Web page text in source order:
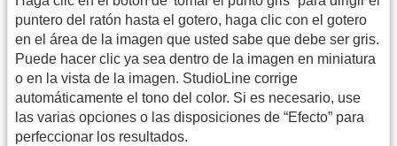
puntero del ratón hasta el gotero, haga clic con el gotero
en el área de la imagen que usted sabe que debe ser gris.
Puede hacer clic ya sea dentro de la imagen en miniatura
o en la vista de la imagen. StudioLine corrige
automáticamente el tono del color. Si es necesario, use
las varias opciones o las disposiciones de “Efecto” para
perfeccionar los resultados.